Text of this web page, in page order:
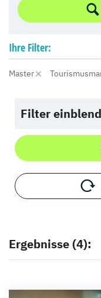
Ihre Filter:
Master
Filter
Ergebnisse (4):